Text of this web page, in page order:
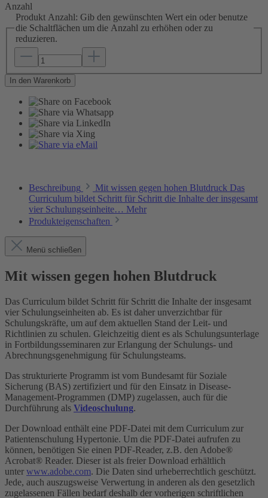
Anzahl
Produkt Anzahl: Gib den gewünschten Wert ein oder benutze
die Schaltflächen um die Anzahl zu erhöhen oder zu
reduzieren.
In den Warenkorb
Beschreibung
Mit wissen gegen hohen Blutdruck Das
Curriculum bildet Schritt für Schritt die Inhalte der insgesamt
vier Schulungseinheite… Mehr
Produkteigenschaften
Menü schließen
Mit wissen gegen hohen Blutdruck
Das Curriculum bildet Schritt für Schritt die Inhalte der insgesamt
vier Schulungseinheiten ab. Es ist daher unverzichtbar für
Schulungskräfte, um auf dem aktuellen Stand der Leit- und
Richtlinien zu schulen. Gleichzeitig dient es als Schulungsunterlage
in Fortbildungsseminaren zur Erlangung der Schulungs- und
Abrechnungsgenehmigung für Schulungsteams.
Das strukturierte Programm ist vom Bundesamt für Soziale
Sicherung (BAS) zertifiziert und für den Einsatz in Disease-
Management-Programmen (DMP) zugelassen, auch für die
Durchführung als Videoschulung.
Der Download enthält eine PDF-Datei mit dem Curriculum zur
Patientenschulung Hypertonie. Um die PDF-Datei aufrufen zu
können, benötigen Sie einen PDF-Reader, z.B. den Adobe®
Acrobat® Reader. Dieser ist als freier Download erhältlich
unter www.adobe.com. Die Daten sind urheberrechtlich geschützt.
Jede, auch auszugsweise Verwertung in anderen als den gesetzlich
zugelassenen Fällen bedarf deshalb der vorherigen schriftlichen